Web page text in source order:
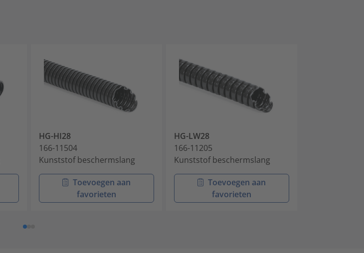
HG-HI28
166-11504
Kunststof beschermslang
Toevoegen aan
favorieten
HG-LW28
166-11205
Kunststof beschermslang
Toevoegen aan
favorieten